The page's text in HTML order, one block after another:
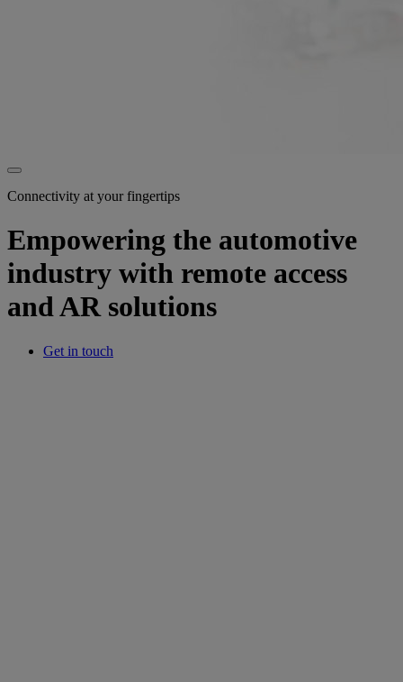
Connectivity at your fingertips
Empowering the automotive
industry with remote access
and AR solutions
Get in touch